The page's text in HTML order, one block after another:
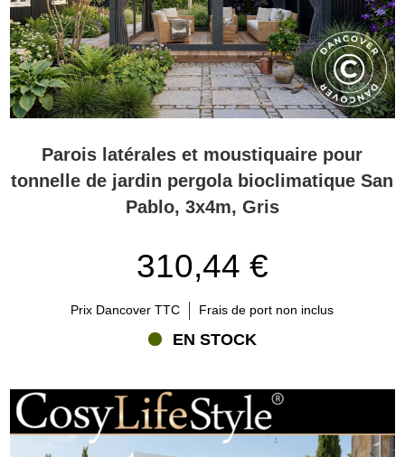
Avec les bons accessoires, vous pouvez tirer le meilleur parti de
votre tonnelle ou de votre pergola. Créez un espace où vous
pourrez profiter de votre jardin quelle que soit la météo. Avec des
options comme des parois latérales, des moustiquaires, des portes
coulissantes en verre et un LED-éclairage, votre tonnelle devient
non seulement pratique, mais aussi une extension élégante et
confortable de votre espace extérieur – presque toute l’année.
Parois latérales et moustiquaire pour
tonnelle de jardin pergola bioclimatique San
Pablo, 3x4m, Gris
310,44 €
Prix Dancover TTC Frais de port non inclus
EN STOCK